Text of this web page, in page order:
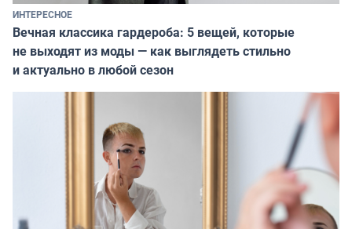
ИНТЕРЕСНОЕ
Вечная классика гардероба: 5 вещей, которые
не выходят из моды — как выглядеть стильно
и актуально в любой сезон